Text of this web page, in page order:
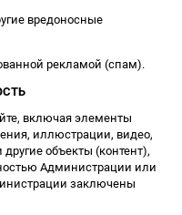
вредоносные
рекламой (спам).
включая элементы
иллюстрации, видео,
объекты (контент),
Администрации или
заключены